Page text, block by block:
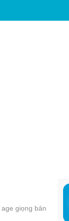
giọng bản